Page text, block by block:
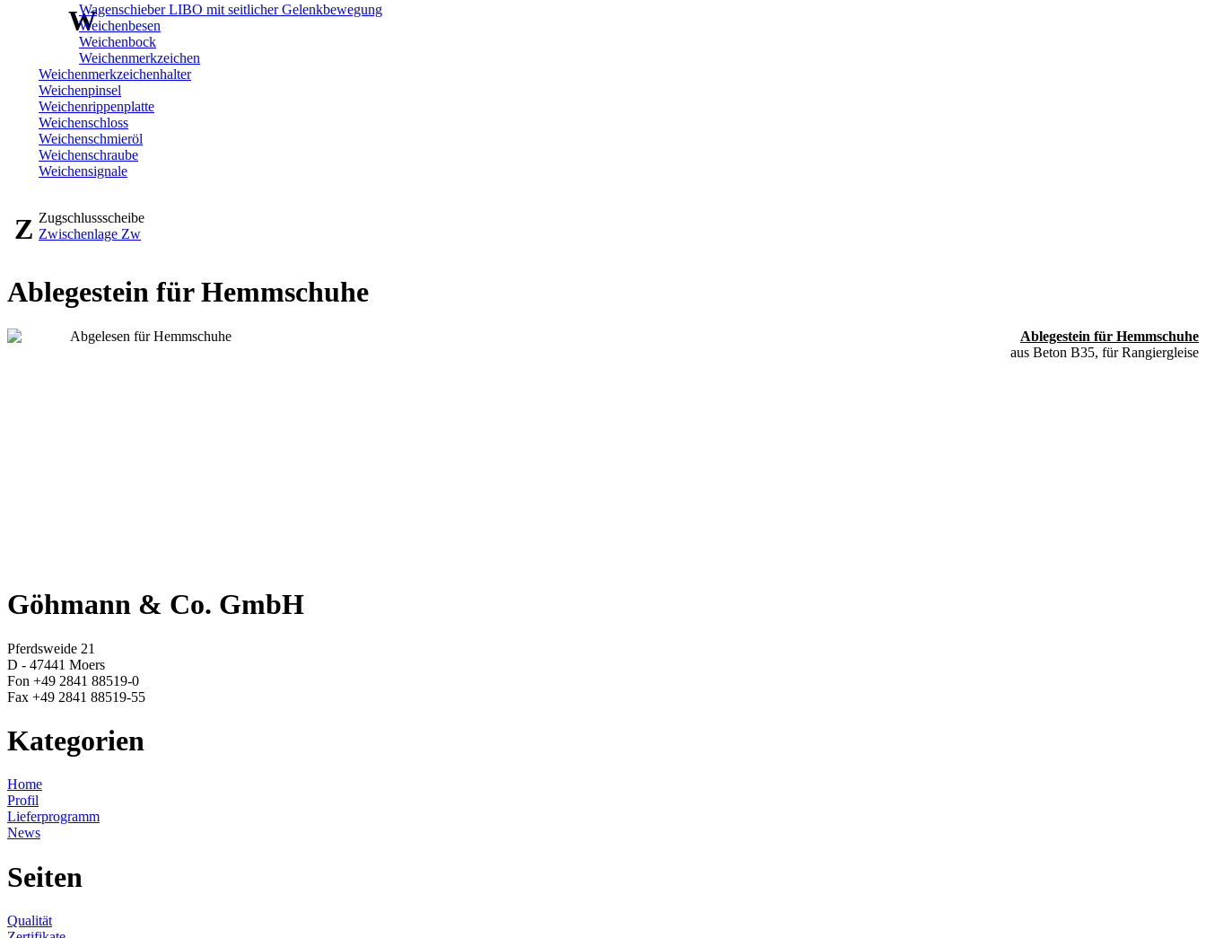
W
Wagenschieber LIBO mit seitlicher Gelenkbewegung
Weichenbesen
Weichenbock
Weichenmerkzeichen
Weichenmerkzeichenhalter
Weichenpinsel
Weichenrippenplatte
Weichenschloss
Weichenschmieröl
Weichenschraube
Weichensignale
ZZugschlussscheibe
Zwischenlage Zw
Ablegestein für Hemmschuhe
Ablegestein für Hemmschuhe
aus Beton B35, für Rangiergleise
Göhmann & Co. GmbH
Pferdsweide 21
D - 47441 Moers
Fon +49 2841 88519-0
Fax +49 2841 88519-55
Kategorien
Home
Profil
Lieferprogramm
News
Seiten
Qualität